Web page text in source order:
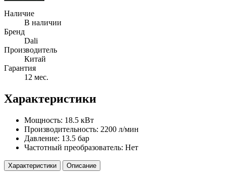
Наличие
В наличии
Бренд
Dali
Производитель
Китай
Гарантия
12 мес.
Характеристики
Мощность: 18.5 кВт
Производительность: 2200 л/мин
Давление: 13.5 бар
Частотный преобразователь: Нет
Характеристики Описание